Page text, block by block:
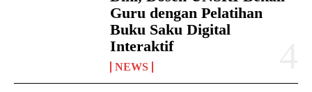
Guru dengan Pelatihan
Buku Saku Digital
Interaktif
NEWS